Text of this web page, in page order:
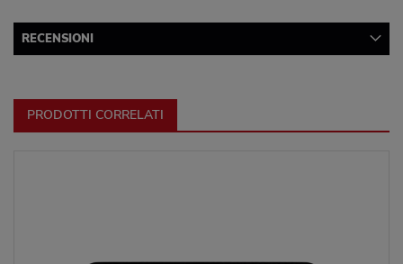
RECENSIONI
PRODOTTI CORRELATI